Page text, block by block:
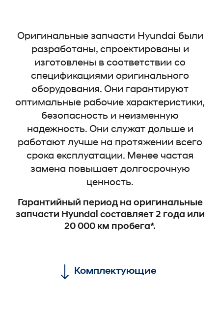
Оригинальные запчасти Hyundai были
разработаны, спроектированы и
изготовлены в соответствии со
спецификациями оригинального
оборудования. Они гарантируют
оптимальные рабочие характеристики,
безопасность и неизменную
надежность. Они служат дольше и
работают лучше на протяжении всего
срока експлуатации. Менее частая
замена повышает долгосрочную
ценность.
Гарантийный период на оригинальные
запчасти Hyundai составляет 2 года или
20 000 км пробега*.
Комплектующие